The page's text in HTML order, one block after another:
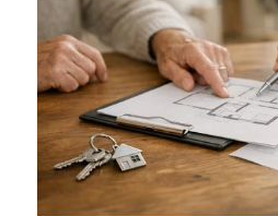
Sie seriöse Käuferanfragen
sich wirksam – besonders in
Freising, Hallbergmoos und
wo die Nachfrage hoch ist
entsprechend zahlreich